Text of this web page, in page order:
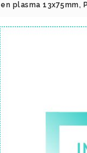
plasma 13x75mm,